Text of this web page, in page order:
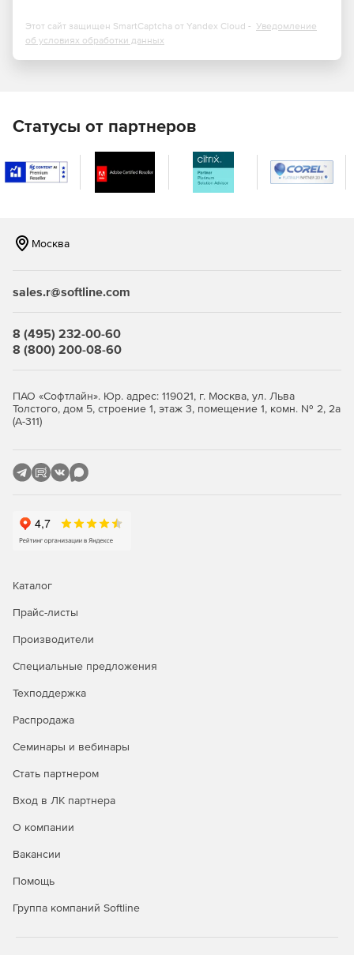
Этот сайт защищен SmartCaptcha от Yandex Cloud - Уведомление
об условиях обработки данных
Статусы от партнеров
Москва
sales.r@softline.com
8 (495) 232-00-60
8 (800) 200-08-60
ПАО «Софтлайн». Юр. адрес: 119021, г. Москва, ул. Льва
Толстого, дом 5, строение 1, этаж 3, помещение 1, комн. № 2, 2а
(А-311)
Каталог
Прайс-листы
Производители
Специальные предложения
Техподдержка
Распродажа
Семинары и вебинары
Стать партнером
Вход в ЛК партнера
О компании
Вакансии
Помощь
Группа компаний Softline